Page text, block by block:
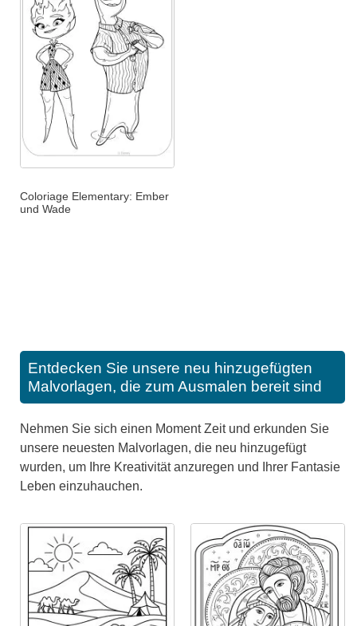
Coloriage Elementary: Ember
und Wade
Entdecken Sie unsere neu hinzugefügten
Malvorlagen, die zum Ausmalen bereit sind
Nehmen Sie sich einen Moment Zeit und erkunden Sie
unsere neuesten Malvorlagen, die neu hinzugefügt
wurden, um Ihre Kreativität anzuregen und Ihrer Fantasie
Leben einzuhauchen.